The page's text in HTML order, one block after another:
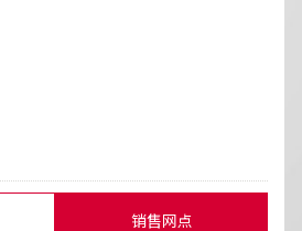
销售网点